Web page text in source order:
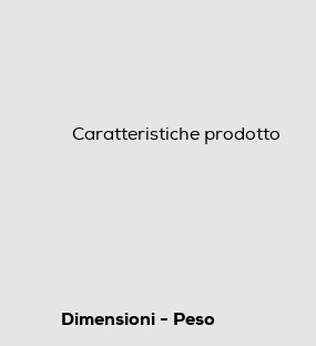
Caratteristiche prodotto
Dimensioni - Peso